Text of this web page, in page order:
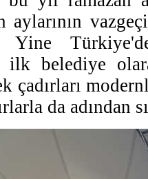
aylarının
Yine
ilk belediye
çadırları
da adından